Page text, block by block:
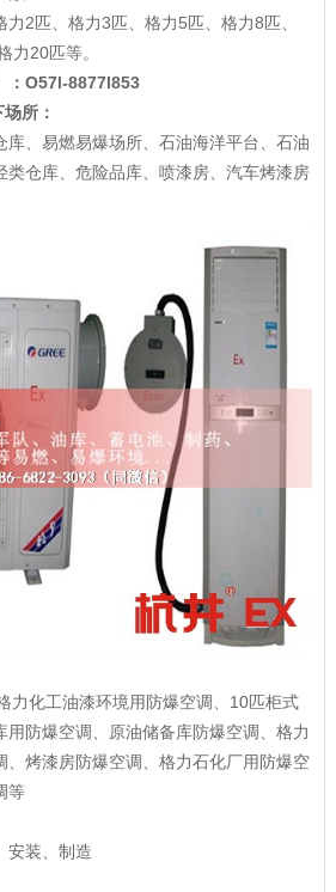
2匹、格力3匹、格力5匹、格力8匹、
力20匹等。
O57l-8877l853
所：
库、易燃易爆场所、石油海洋平台、石油
类仓库、危险品库、喷漆房、汽车烤漆房
力化工油漆环境用防爆空调、10匹柜式
用防爆空调、原油储备库防爆空调、格力
、烤漆房防爆空调、格力石化厂用防爆空
等
安装、制造